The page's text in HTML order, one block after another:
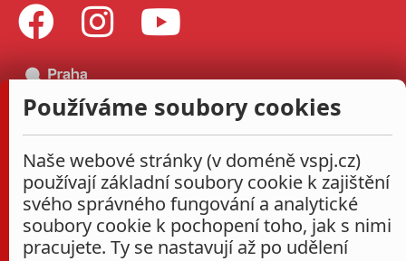
Používáme soubory cookies
Naše webové stránky (v doméně vspj.cz)
používají základní soubory cookie k zajištění
svého správného fungování a analytické
soubory cookie k pochopení toho, jak s nimi
pracujete. Ty se nastavují až po udělení